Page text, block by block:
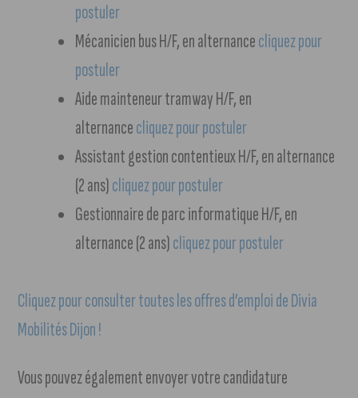
postuler
Mécanicien bus H/F, en alternancecliquez pour
postuler
Aide mainteneur tramway H/F, en
alternancecliquez pour postuler
Assistant gestion contentieux H/F, en alternance
(2 ans)cliquez pour postuler
Gestionnaire de parc informatique H/F, en
alternance (2 ans)cliquez pour postuler
Cliquez pour consulter toutes les offres d’emploi de Divia
Mobilités Dijon !
Vous pouvez également envoyer votre candidature